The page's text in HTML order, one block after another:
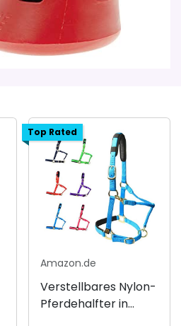
Top Rated
Amazon.de
Verstellbares Nylon-
Pferdehalfter in